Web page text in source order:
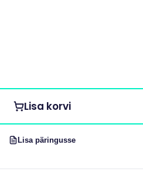
Lisa korvi
Lisa päringusse